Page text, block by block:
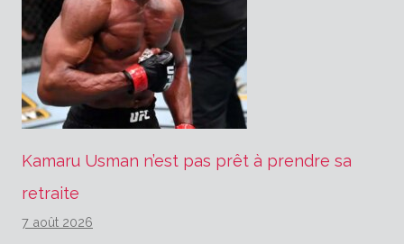
Kamaru Usman n’est pas prêt à prendre sa
retraite
7 août 2026